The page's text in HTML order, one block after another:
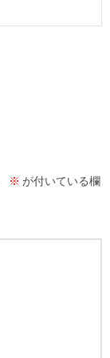
※ が付いている欄